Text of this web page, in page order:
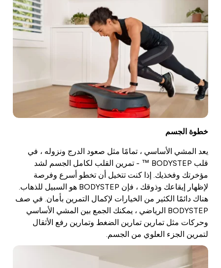
خطوة الجسم
يعد المشي الأساسي ، تمامًا مثل صعود الدرج ونزوله ، في
قلب BODYSTEP ™ - تمرين القلب لكامل الجسم لشد
مؤخرتك وفخذيك. إذا كنت تتخيل أن تخطو أسرع وفرصة
لإظهار إيقاعك وذوقك ، فإن BODYSTEP هو السبيل للذهاب.
هناك دائمًا الكثير من الخيارات لإكمال التمرين بأمان. في صف
BODYSTEP الرياضي ، يمكنك الجمع بين المشي الأساسي
وحركات مثل تمارين تمارين الضغط وتمارين رفع الأثقال
لتمرين الجزء العلوي من الجسم.